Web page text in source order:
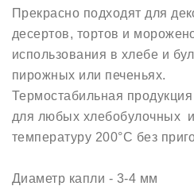
Прекрасно подходят для
десертов, тортов и
использования в хлебе и
пирожных или печеньях.
Термостабильная
для любых хлебобулочных
температуру 200°C без
Диаметр капли - 3-4 мм